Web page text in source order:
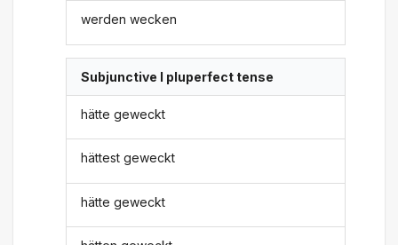
werden wecken
Subjunctive I pluperfect tense
hätte geweckt
hättest geweckt
hätte geweckt